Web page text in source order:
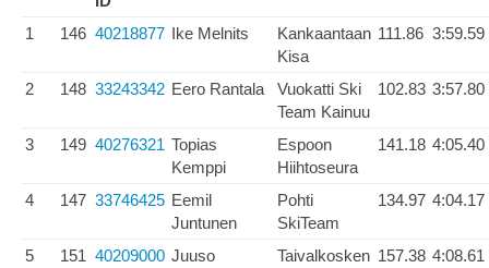
1
146 40218877 Ike Melnits
Kankaantaan
Kisa
111.86 3:59.59
2 148 33243342 Eero Rantala
Vuokatti Ski
Team Kainuu
102.83 3:57.80
3 149 40276321 Topias
Kemppi
Espoon
Hiihtoseura
141.18 4:05.40
4 147 33746425 Eemil
Juntunen
Pohti
SkiTeam
134.97 4:04.17
5 151 40209000 Juuso
Taivalkosken 157.38 4:08.61